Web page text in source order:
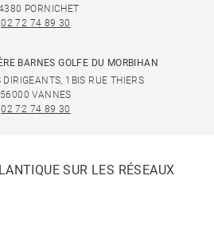
PORNICHET
02 72 74 89 30
BARNES GOLFE DU MORBIHAN
1BIS RUE THIERS
56000 VANNES
02 72 74 89 30
SUR LES RÉSEAUX